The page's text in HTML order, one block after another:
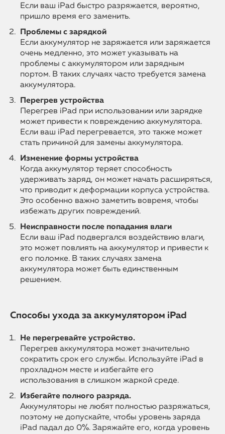
Если ваш iPad быстро разряжается, вероятно,
пришло время его заменить.
Проблемы с зарядкой
Если аккумулятор не заряжается или заряжается
очень медленно, это может указывать на
проблемы с аккумулятором или зарядным
портом. В таких случаях часто требуется замена
аккумулятора.
Перегрев устройства
Перегрев iPad при использовании или зарядке
может привести к повреждению аккумулятора.
Если ваш iPad перегревается, это также может
стать причиной для замены аккумулятора.
Изменение формы устройства
Когда аккумулятор теряет способность
удерживать заряд, он может начать расширяться,
что приводит к деформации корпуса устройства.
Это особенно важно заметить вовремя, чтобы
избежать других повреждений.
Неисправности после попадания влаги
Если ваш iPad подвергался воздействию влаги,
это может повлиять на аккумулятор и привести к
его поломке. В таких случаях замена
аккумулятора может быть единственным
решением.
Способы ухода за аккумулятором iPad
Не перегревайте устройство.
Перегрев аккумулятора может значительно
сократить срок его службы. Используйте iPad в
прохладном месте и избегайте его
использования в слишком жаркой среде.
Избегайте полного разряда.
Аккумуляторы не любят полностью разряжаться,
поэтому не допускайте, чтобы уровень заряда
iPad падал до 0%. Заряжайте его, когда уровень